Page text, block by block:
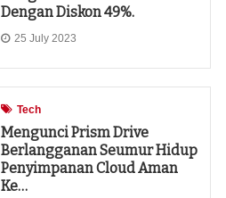
Dengan Diskon 49%.
25 July 2023
Tech
Mengunci Prism Drive
Berlangganan Seumur Hidup
Penyimpanan Cloud Aman
Ke…